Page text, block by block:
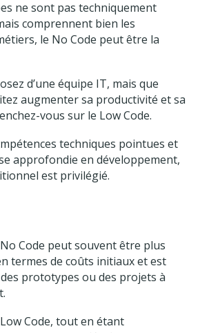
ne sont pas techniquement
comprennent bien les
le No Code peut être la
d’une équipe IT, mais que
augmenter sa productivité et sa
vous sur le Low Code.
techniques pointues et
approfondie en développement,
est privilégié.
Code peut souvent être plus
termes de coûts initiaux et est
prototypes ou des projets à
Code, tout en étant